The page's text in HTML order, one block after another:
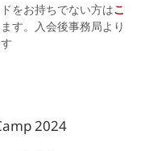
をお持ちでない方はこ
す。入会後事務局より
2024